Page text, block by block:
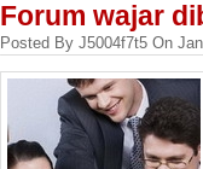
Forum wajar
Posted By J5004f7t5 On